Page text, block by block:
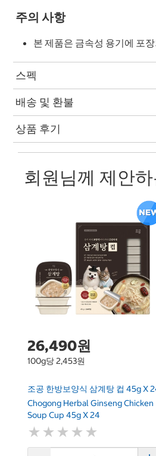
주의 사항
본 제품은 금속성 용기에 포
스펙
배송 및 환불
상품 후기
회원님께 제안
26,490원
100g당 2,453원
조공 한방보양식 삼계탕 컵 45g X
Chogong Herbal Ginseng Chicken
Soup Cup 45g X 24
★ ★ ★ ★ ★
★ ★ ★ ★ ★